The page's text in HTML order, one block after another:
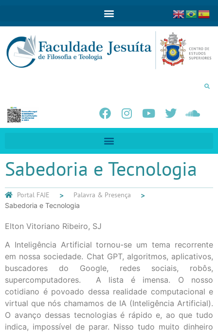
Sabedoria e Tecnologia
Portal FAJE Palavra & Presença
Sabedoria e Tecnologia
Elton Vitoriano Ribeiro, SJ
A Inteligência Artificial tornou-se um tema recorrente
em nossa sociedade. Chat GPT, algoritmos, aplicativos,
buscadores do Google, redes sociais, robôs,
supercomputadores. A lista é imensa. O nosso
cotidiano é povoado dessa realidade computacional e
virtual que nós chamamos de IA (Inteligência Artificial).
O avanço dessas tecnologias é rápido e, ao que tudo
indica, impossível de parar. Nisso tudo muito dinheiro